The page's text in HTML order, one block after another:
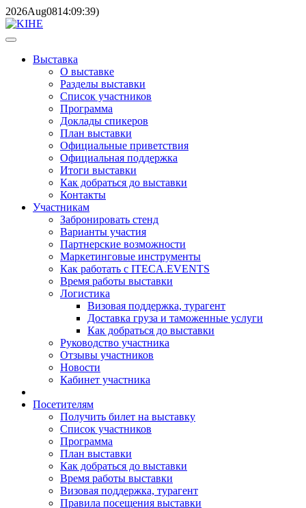
2026Aug0814:09:39)
Выставка
О выставке
Разделы выставки
Список участников
Программа
Доклады спикеров
План выставки
Официальные приветствия
Официальная поддержка
Итоги выставки
Как добраться до выставки
Контакты
Участникам
Забронировать стенд
Варианты участия
Партнерские возможности
Маркетинговые инструменты
Как работать с ITECA.EVENTS
Время работы выставки
Логистика
Визовая поддержка, турагент
Доставка груза и таможенные услуги
Как добраться до выставки
Руководство участника
Отзывы участников
Новости
Кабинет участника
Посетителям
Получить билет на выставку
Список участников
Программа
План выставки
Как добраться до выставки
Время работы выставки
Визовая поддержка, турагент
Правила посещения выставки